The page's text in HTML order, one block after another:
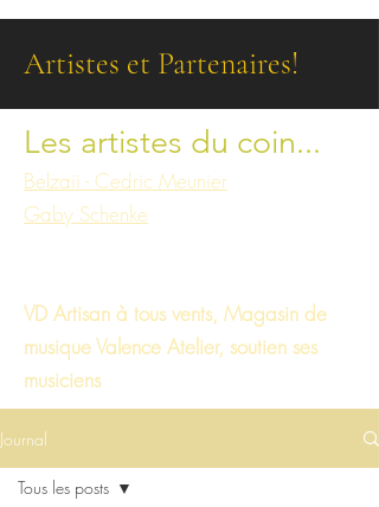
Artistes et Partenaires!
Les artistes du coin...
Belzaii - Cedric Meunier
Gaby Schenke
VD Artisan à tous vents, Magasin de
musique Valence Atelier, soutien ses
musiciens
Journal
Tous les posts